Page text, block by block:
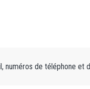
numéros de téléphone et